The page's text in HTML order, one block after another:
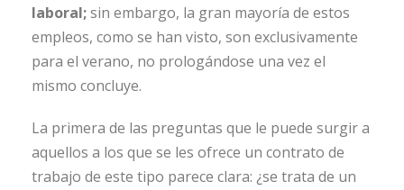
laboral;sin embargo, la gran mayoría de estos
empleos, como se han visto, son exclusivamente
para el verano, no prologándose una vez el
mismo concluye.
La primera de las preguntas que le puede surgir a
aquellos a los que se les ofrece un contrato de
trabajo de este tipo parece clara: ¿se trata de un